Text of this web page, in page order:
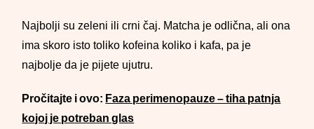
Najbolji su zeleni ili crni čaj. Matcha je odlična, ali ona
ima skoro isto toliko kofeina koliko i kafa, pa je
najbolje da je pijete ujutru.
Pročitajte i ovo: Faza perimenopauze – tiha patnja
kojoj je potreban glas